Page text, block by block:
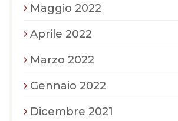
Maggio 2022
Aprile 2022
Marzo 2022
Gennaio 2022
Dicembre 2021